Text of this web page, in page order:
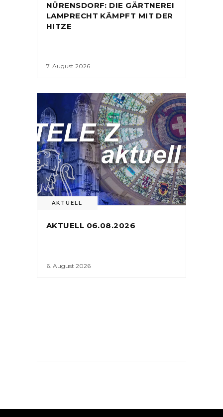
NÜRENSDORF: DIE GÄRTNEREI
LAMPRECHT KÄMPFT MIT DER
HITZE
7. August 2026
AKTUELL
AKTUELL 06.08.2026
6. August 2026